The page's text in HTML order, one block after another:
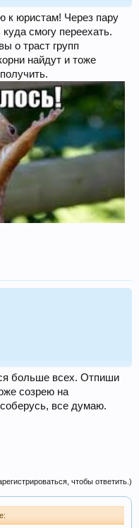
к юристам! Через пару
смогу переехать.
о траст групп
найдут и тоже
больше всех. Отпиши
созрею на
все думаю.
чтобы ответить.)